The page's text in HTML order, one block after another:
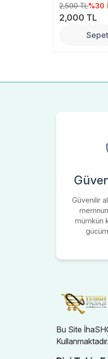
2,500 TL%30
2,000 TL
Güvenilir
mümkün
Bu Site
Kullanmaktadır.